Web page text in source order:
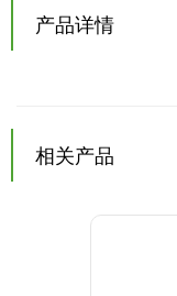
产品详情
相关产品